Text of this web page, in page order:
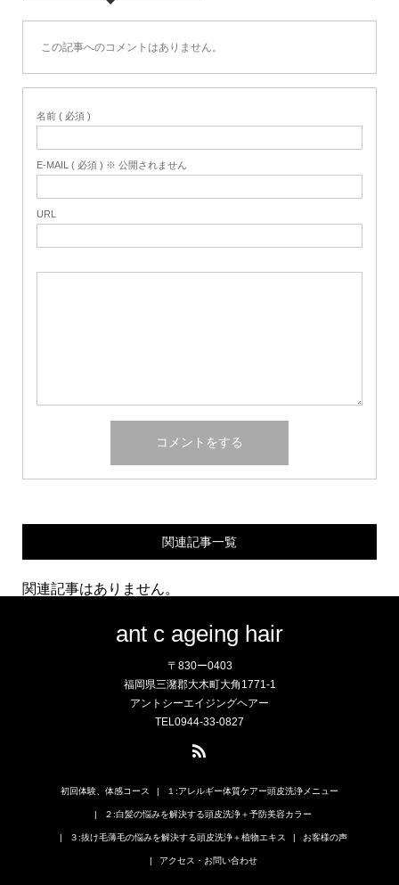
この記事へのコメントはありません。
名前 ( 必須 )
E-MAIL ( 必須 ) ※ 公開されません
URL
関連記事一覧
関連記事はありません。
ant c ageing hair
〒830ー0403
福岡県三潴郡大木町大角1771-1
アントシーエイジングヘアー
TEL0944-33-0827
初回体験、体感コース １:アレルギー体質ケアー頭皮洗浄メニュー
２:白髪の悩みを解決する頭皮洗浄＋予防美容カラー
３:抜け毛薄毛の悩みを解決する頭皮洗浄＋植物エキス お客様の声
アクセス・お問い合わせ